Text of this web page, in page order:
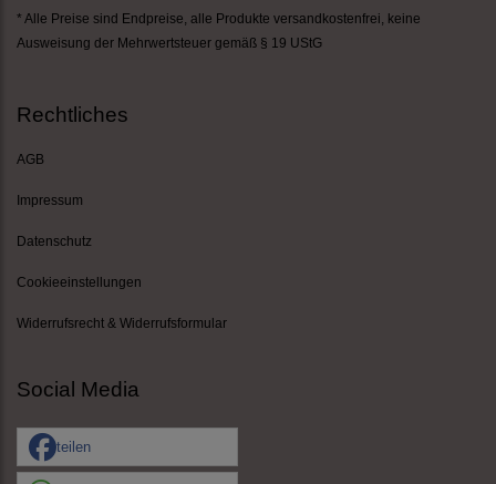
* Alle Preise sind Endpreise, alle Produkte versandkostenfrei , keine
Ausweisung der Mehrwertsteuer gemäß § 19 UStG
Rechtliches
AGB
Impressum
Datenschutz
Cookieeinstellungen
Widerrufsrecht & Widerrufsformular
Social Media
teilen